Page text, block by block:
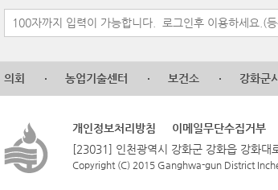
의회 농업기술센터 보건소 강화군
개인정보처리방침 이메일무단수집거부
[23031] 인천광역시 강화군 강화읍 강화대
Copyright (C) 2015 Ganghwa-gun District